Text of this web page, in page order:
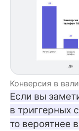
Конверсия в
Если вы
в триггерных
то вероятнее